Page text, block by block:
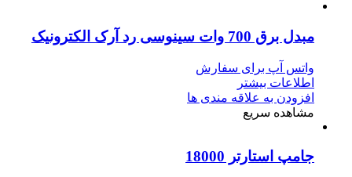
مبدل برق 700 وات سینوسی رد آرک الکترونیک
واتس آپ برای سفارش
اطلاعات بیشتر
افزودن به علاقه مندی ها
مشاهده سریع
جامپ استارتر 18000